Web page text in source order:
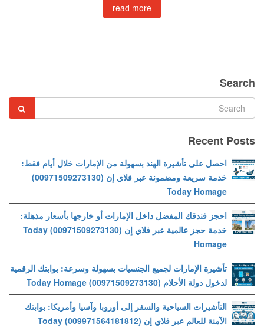
read more
Search
Recent Posts
احصل على تأشيرة الهند بسهولة من الإمارات خلال أيام فقط:
خدمة سريعة ومضمونة عبر فلاي إن (00971509273130)
Today Homage
احجز فندقك المفضل داخل الإمارات أو خارجها بأسعار مذهلة:
خدمة حجز عالمية عبر فلاي إن (00971509273130) Today
Homage
تأشيرة الإمارات لجميع الجنسيات بسهولة وسرعة: بوابتك الرقمية
لدخول دولة الأحلام (00971509273130) Today Homage
التأشيرات السياحية والسفر إلى أوروبا وآسيا وأمريكا: بوابتك
الآمنة للعالم عبر فلاي إن (009971564181812) Today